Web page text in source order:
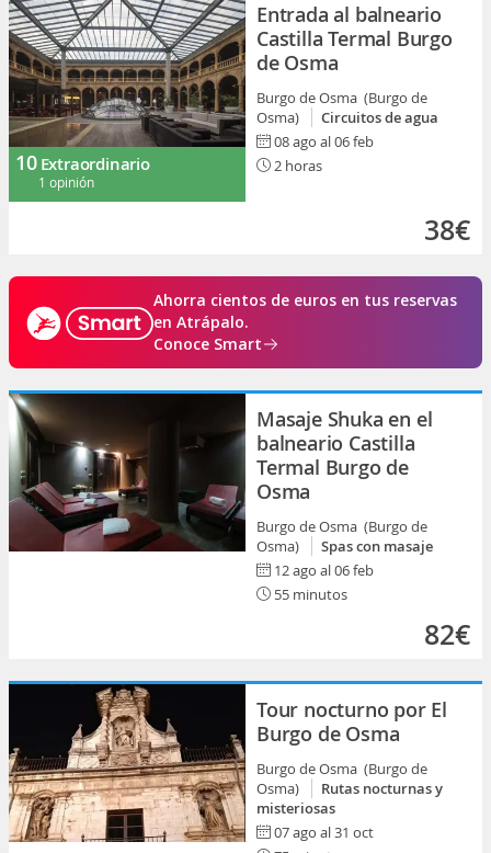
10 Extraordinario
1 opinión
Entrada al balneario
Castilla Termal Burgo
de Osma
Burgo de Osma (Burgo de
Osma)
Circuitos de agua
08 ago al 06 feb
2 horas
38€
Ahorra cientos de euros en tus reservas
en Atrápalo.
Conoce Smart
Masaje Shuka en el
balneario Castilla
Termal Burgo de
Osma
Burgo de Osma (Burgo de
Osma)
Spas con masaje
12 ago al 06 feb
55 minutos
82€
Tour nocturno por El
Burgo de Osma
Burgo de Osma (Burgo de
Osma)
Rutas nocturnas y
misteriosas
07 ago al 31 oct